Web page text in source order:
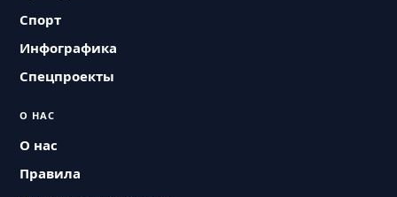
Спорт
Инфографика
Спецпроекты
О НАС
О нас
Правила